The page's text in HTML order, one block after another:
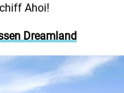
Ahoi!
Dreamland